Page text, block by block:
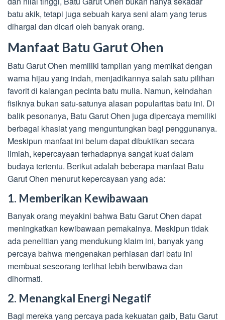
batu akik, tetapi juga sebuah karya seni alam yang terus
dihargai dan dicari oleh banyak orang.
Manfaat Batu Garut Ohen
Batu Garut Ohen memiliki tampilan yang memikat dengan
warna hijau yang indah, menjadikannya salah satu pilihan
favorit di kalangan pecinta batu mulia. Namun, keindahan
fisiknya bukan satu-satunya alasan popularitas batu ini. Di
balik pesonanya, Batu Garut Ohen juga dipercaya memiliki
berbagai khasiat yang menguntungkan bagi penggunanya.
Meskipun manfaat ini belum dapat dibuktikan secara
ilmiah, kepercayaan terhadapnya sangat kuat dalam
budaya tertentu. Berikut adalah beberapa manfaat Batu
Garut Ohen menurut kepercayaan yang ada:
1. Memberikan Kewibawaan
Banyak orang meyakini bahwa Batu Garut Ohen dapat
meningkatkan kewibawaan pemakainya. Meskipun tidak
ada penelitian yang mendukung klaim ini, banyak yang
percaya bahwa mengenakan perhiasan dari batu ini
membuat seseorang terlihat lebih berwibawa dan
dihormati.
2. Menangkal Energi Negatif
Bagi mereka yang percaya pada kekuatan gaib, Batu Garut